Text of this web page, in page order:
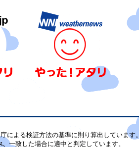
による検証方法の基準に則り算出しています。
一致した場合に適中と判定しています。